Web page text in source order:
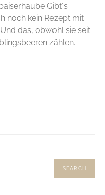
Gibt´s
noch kein Rezept mit
das, obwohl sie seit
zählen.
SEARCH